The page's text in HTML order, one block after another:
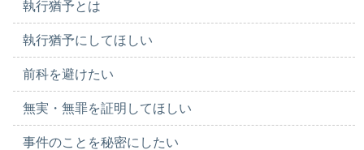
執行猶予とは
執行猶予にしてほしい
前科を避けたい
無実・無罪を証明してほしい
事件のことを秘密にしたい